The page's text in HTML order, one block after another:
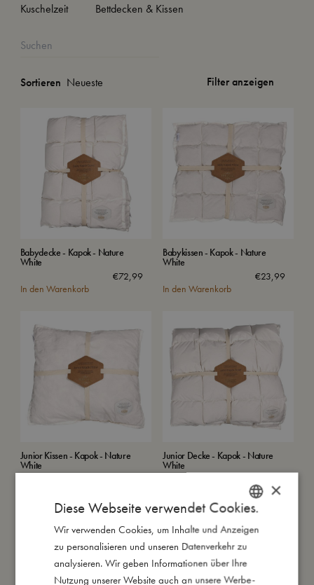
Kuschelzeit Bettdecken & Kissen
Sortieren Filter anzeigen
Babydecke - Kapok - Nature
White
€72,99
In den Warenkorb
Babykissen - Kapok - Nature
White
€23,99
In den Warenkorb
Junior Kissen - Kapok - Nature
White
Junior Decke - Kapok - Nature
White
Bettdecken und Kissen – erholsamer Schlaf beginnt mit den
richtigen Materialien
DANISH
ENGLISH
GERMAN
×
Diese Webseite verwendet Cookies.
Wir verwenden Cookies, um Inhalte und Anzeigen
zu personalisieren und unseren Datenverkehr zu
analysieren. Wir geben Informationen über Ihre
Nutzung unserer Website auch an unsere Werbe-